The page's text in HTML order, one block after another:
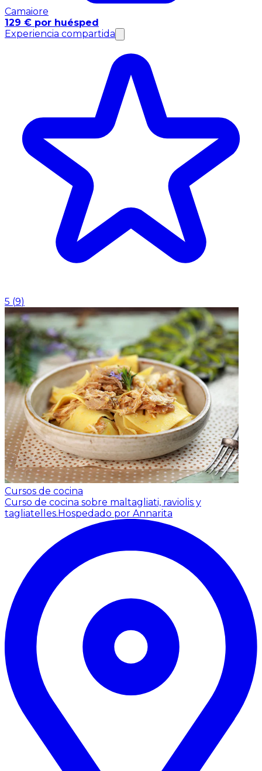
Camaiore
129 € por huésped
Experiencia compartida
5 (9)
Cursos de cocina
Curso de cocina sobre maltagliati, raviolis y
tagliatelles.Hospedado por Annarita